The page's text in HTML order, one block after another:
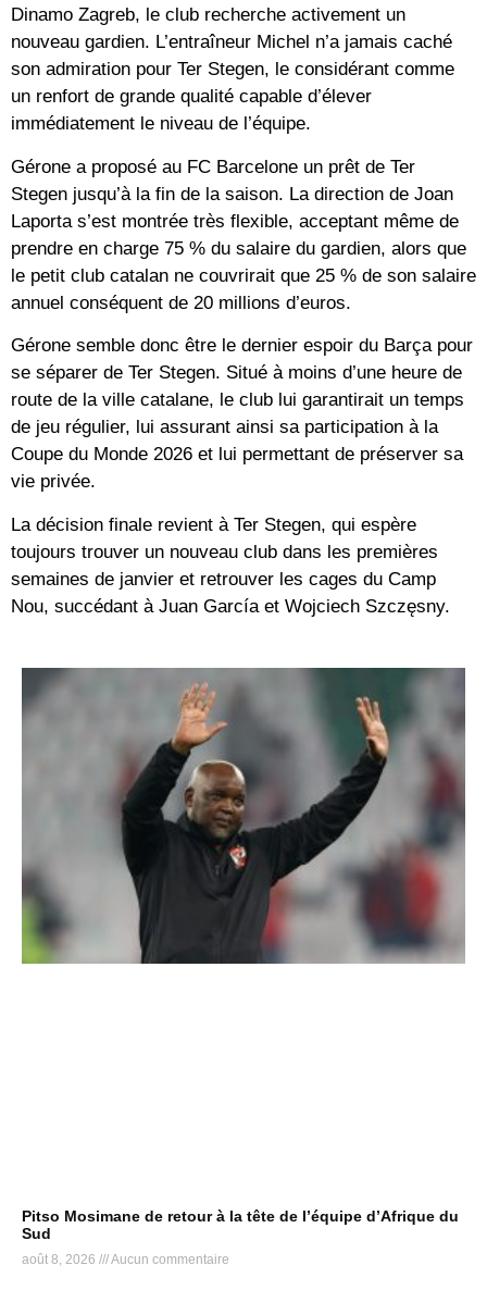
Dinamo Zagreb, le club recherche activement un
nouveau gardien. L’entraîneur Michel n’a jamais caché
son admiration pour Ter Stegen, le considérant comme
un renfort de grande qualité capable d’élever
immédiatement le niveau de l’équipe.
Gérone a proposé au FC Barcelone un prêt de Ter
Stegen jusqu’à la fin de la saison. La direction de Joan
Laporta s’est montrée très flexible, acceptant même de
prendre en charge 75 % du salaire du gardien, alors que
le petit club catalan ne couvrirait que 25 % de son salaire
annuel conséquent de 20 millions d’euros.
Gérone semble donc être le dernier espoir du Barça pour
se séparer de Ter Stegen. Situé à moins d’une heure de
route de la ville catalane, le club lui garantirait un temps
de jeu régulier, lui assurant ainsi sa participation à la
Coupe du Monde 2026 et lui permettant de préserver sa
vie privée.
La décision finale revient à Ter Stegen, qui espère
toujours trouver un nouveau club dans les premières
semaines de janvier et retrouver les cages du Camp
Nou, succédant à Juan García et Wojciech Szczęsny.
Pitso Mosimane de retour à la tête de l’équipe d’Afrique du
Sud
août 8, 2026 Aucun commentaire